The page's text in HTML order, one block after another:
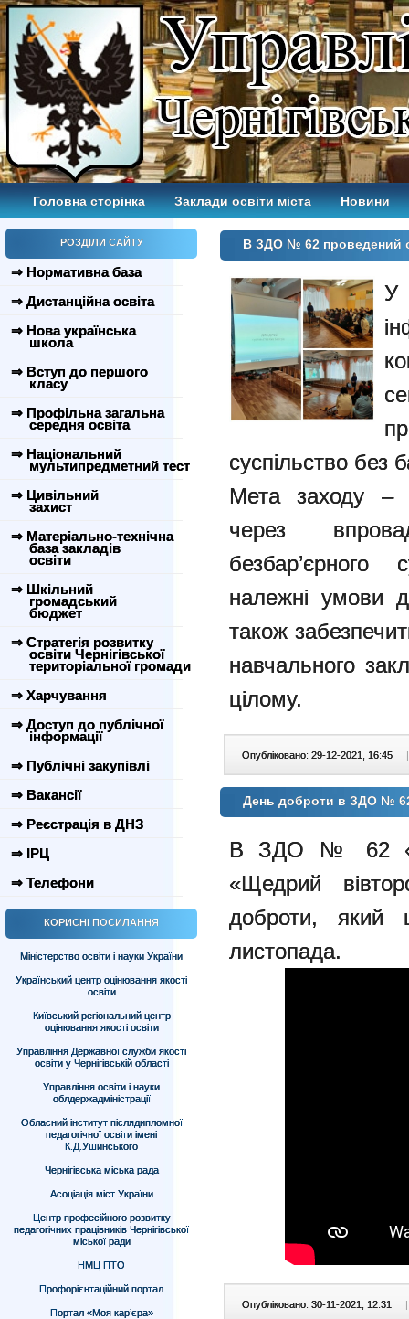
Головна сторінка Заклади освіти міста Новини
РОЗДІЛИ САЙТУ
⇒ Нормативна база
⇒ Дистанційна освіта
⇒ Нова українська
школа
⇒ Вступ до першого
класу
⇒ Профільна загальна
середня освіта
⇒ Національний
мультипредметний тест
⇒ Цивільний
захист
⇒ Матеріально-технічна
база закладів
освіти
⇒ Шкільний
громадський
бюджет
⇒ Стратегія розвитку
освіти Чернігівської
територіальної громади
⇒ Харчування
⇒ Доступ до публічної
інформації
⇒ Публічні закупівлі
⇒ Вакансії
⇒ Реєстрація в ДНЗ
⇒ ІРЦ
⇒ Телефони
КОРИСНІ ПОСИЛАННЯ
Міністерство освіти і науки України
Український центр оцінювання якості
освіти
Київський регіональний центр
оцінювання якості освіти
Управління Державної служби якості
освіти у Чернігівській області
Управління освіти і науки
облдержадміністрації
Обласний інститут післядипломної
педагогічної освіти імені
К.Д.Ушинського
Чернігівська міська рада
Асоціація міст України
Центр професійного розвитку
педагогічних працівників Чернігівської
міської ради
НМЦ ПТО
Профорієнтаційний портал
Портал «Моя кар’єра»
В ЗДО № 62 проведений
У
суспільство без
Мета заходу –
через
безбар’єрного
належні умови
також
навчального
цілому.
Опубліковано: 29-12-2021, 16:45 |
День доброти в ЗДО №
В ЗДО № 62
«Щедрий
доброти, який
листопада.
Опубліковано: 30-11-2021, 12:31 |